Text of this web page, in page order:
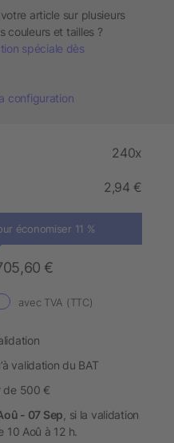
article sur plusieurs
couleurs et tailles ?
spéciale dès
configuration
240x
2,94 €
économiser 11 %
€
avec TVA (TTC)
validation du BAT
de 500 €
- 07 Sep , si la validation
10 Aoû à 12 h.